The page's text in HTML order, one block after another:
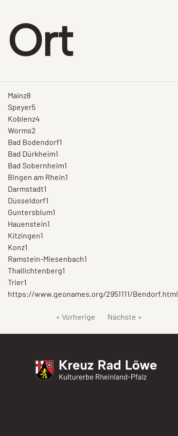
Ort
Mainz8
Speyer5
Koblenz4
Worms2
Bad Bodendorf1
Bad Dürkheim1
Bad Sobernheim1
Bingen am Rhein1
Darmstadt1
Düsseldorf1
Guntersblum1
Hauenstein1
Kitzingen1
Konz1
Ramstein-Miesenbach1
Thallichtenberg1
Trier1
https://www.geonames.org/2951111/Bendorf.html
« Vorherige Nächste »